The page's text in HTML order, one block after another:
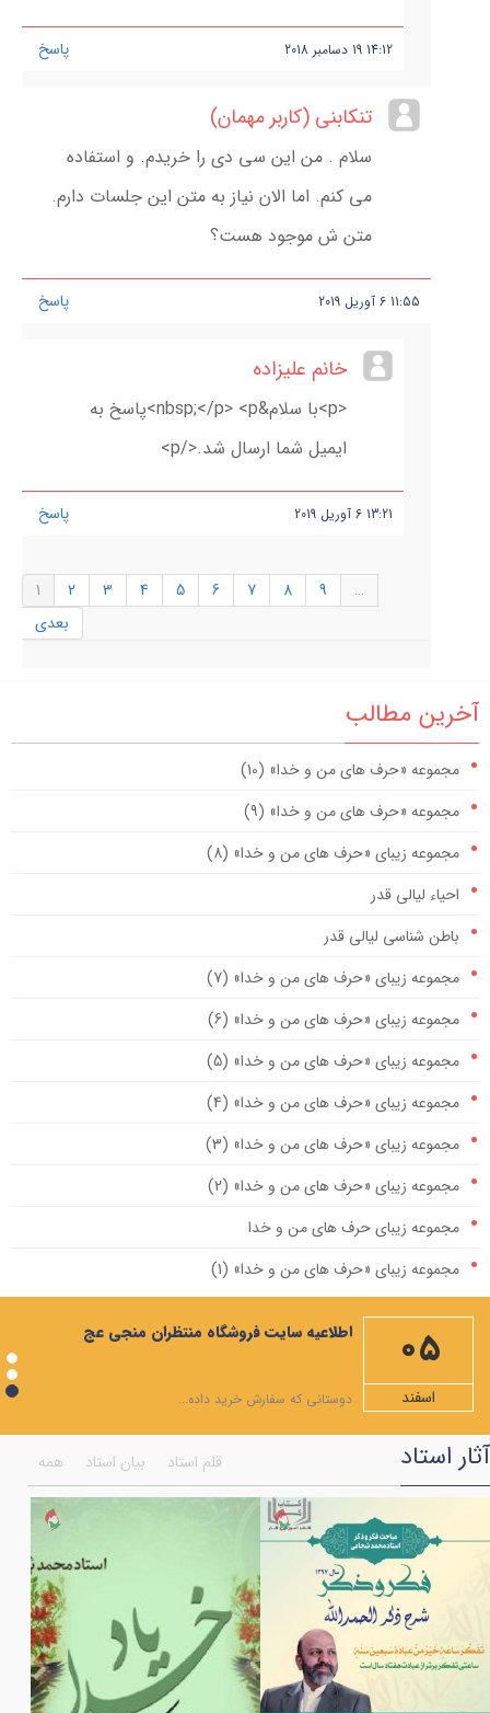
پاسخ 14:12
19 دسامبر 2018
تنکابنی (کاربر مهمان)
سلام . من این سی دی را خریدم. و استفاده
می کنم. اما الان نیاز به متن این جلسات دارم.
متن ش موجود هست؟
پاسخ 11:55
6 آوریل 2019
خانم علیزاده
<p>با سلام&nbsp;</p> <p>پاسخ به
ایمیل شما ارسال شد.</p>
پاسخ 13:21
6 آوریل 2019
1 2 3 4 5 6 7 8 9
…
بعدی
آخرین مطالب
مجموعه «حرف های من و خدا» (10)
مجموعه «حرف های من و خدا» (9)
مجموعه زیبای «حرف های من و خدا» (8)
احیاء لیالی قدر
باطن شناسی لیالی قدر
مجموعه زیبای «حرف های من و خدا» (7)
مجموعه زیبای «حرف های من و خدا» (6)
مجموعه زیبای «حرف های من و خدا» (5)
مجموعه زیبای «حرف های من و خدا» (4)
مجموعه زیبای «حرف های من و خدا» (3)
مجموعه زیبای «حرف های من و خدا» (2)
مجموعه زیبای حرف های من و خدا
مجموعه زیبای «حرف های من و خدا» (1)
مهمترین صله ارحام، ایجاد رابطه با امام زمان علیه السلام است
ویژه نامه ماه مبارک رمضان
شرح دعاهای روزهای ماه رمضان+صوت
شرح صلوات مخصوص ماه رمضان
همایش اختتامیه جشنواره انسان تمام
ویژه نامه ماه شعبان المعظم
به مناسبت شهادت امام موسی کاظم علیه السلام
فضایل مولی علی علیه السلام به روایت قرآن
بر کرانه ی امام جود و سخا امام جواد (علیه السلام)
اعمال هر ماه نو و نماز اول ماه
اطلاعیه سایت فروشگاه منتظران منجی عج
دوستانی که سفارش خرید داده...
05
اسفند
همه بیان استاد قلم استاد آثار استاد